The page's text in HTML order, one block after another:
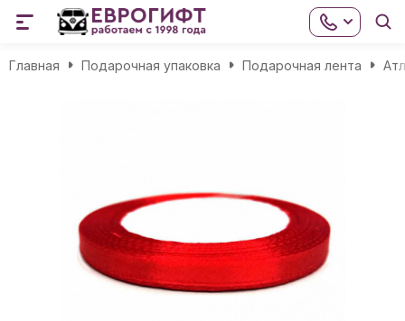
Главная Подарочная упаковка Подарочная лента